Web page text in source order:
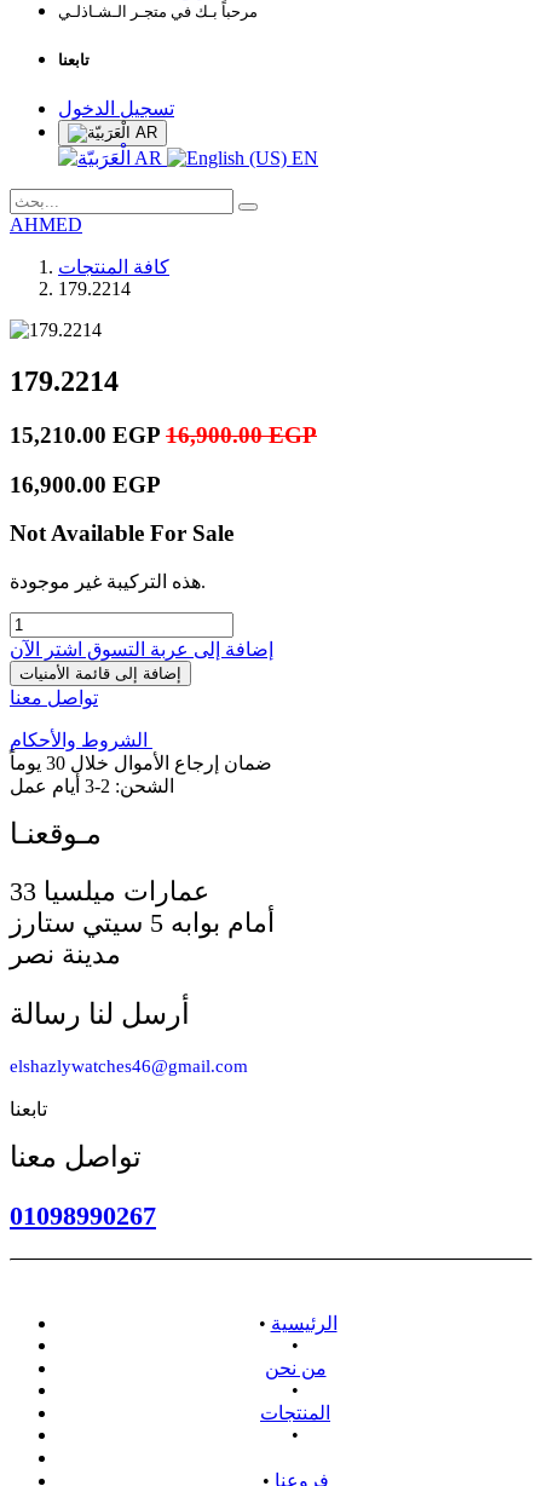
مرحباً بـك في متجـر الـشـاذلـي
تابعنا
تسجيل الدخول
AR
AR EN
AHMED
كافة المنتجات
179.2214
179.2214
15,210.00 EGP 16,900.00EGP
16,900.00 EGP
Not Available For Sale
هذه التركيبة غير موجودة.
إضافة إلى عربة التسوق اشترِ الآن
إضافة إلى قائمة الأمنيات
تواصل معنا
الشروط والأحكام
ضمان إرجاع الأموال خلال 30 يوماً
الشحن: 2-3 أيام عمل
أمام بوابه 5 سيتي ستارز
مدينة نصر
أرسل لنا رسالة
elshazlywatches46@gmail.com
تابعنا
تواصل معنا
01098990267
• الرئيسية
•
من نحن
•
المنتجات
•
• فروعنا